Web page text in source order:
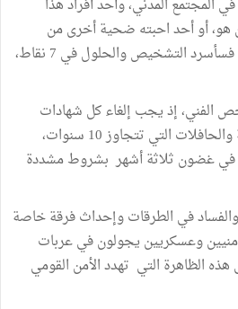
المجتمع المدني، وأحد أفراد هذا
أو أحد احبته ضحية أخرى من
ضحايا هذا الإرهاب المروري، فسأسرد التشخيص والحلول في 7 نقاط،
الفني، إذ يجب إلغاء كل شهادات
الفحص الفني للعربات الثقيلة والحافلات التي تتجاوز 10 سنوات،
في غضون ثلاثة أشهر بشروط مشددة
في الطرقات وإحداث فرقة خاصة
وعسكريين يجولون في عربات
الظاهرة التي تهدد الأمن القومي